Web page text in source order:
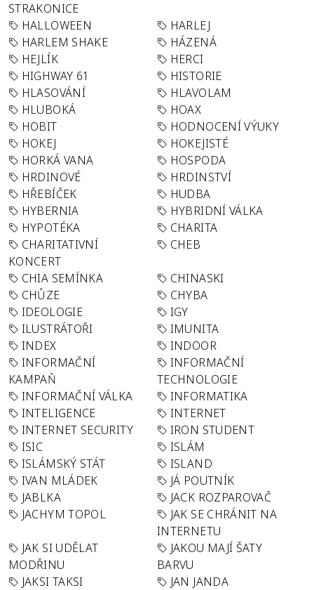
STRAKONICE
HALLOWEEN
HARLEJ
HARLEM SHAKE
HÁZENÁ
HEJLÍK
HERCI
HIGHWAY 61
HISTORIE
HLASOVÁNÍ
HLAVOLAM
HLUBOKÁ
HOAX
HOBIT
HODNOCENÍ VÝUKY
HOKEJ
HOKEJISTÉ
HORKÁ VANA
HOSPODA
HRDINOVÉ
HRDINSTVÍ
HŘEBÍČEK
HUDBA
HYBERNIA
HYBRIDNÍ VÁLKA
HYPOTÉKA
CHARITA
CHARITATIVNÍ
KONCERT
CHEB
CHIA SEMÍNKA
CHINASKI
CHŮZE
CHYBA
IDEOLOGIE
IGY
ILUSTRÁTOŘI
IMUNITA
INDEX
INDOOR
INFORMAČNÍ
KAMPAŇ
INFORMAČNÍ
TECHNOLOGIE
INFORMAČNÍ VÁLKA
INFORMATIKA
INTELIGENCE
INTERNET
INTERNET SECURITY
IRON STUDENT
ISIC
ISLÁM
ISLÁMSKÝ STÁT
ISLAND
IVAN MLÁDEK
JÁ POUTNÍK
JABLKA
JACK ROZPAROVAČ
JACHYM TOPOL
JAK SE CHRÁNIT NA
INTERNETU
JAK SI UDĚLAT
MODŘINU
JAKOU MAJÍ ŠATY
BARVU
JAKSI TAKSI
JAN JANDA